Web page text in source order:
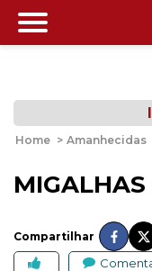
Home > Amanhecidas
Compartilhar